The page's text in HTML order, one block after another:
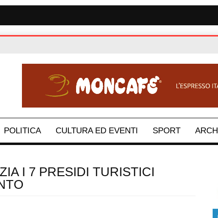
POLITICA CULTURA ED EVENTI SPORT
I 7 PRESIDI TURISTICI